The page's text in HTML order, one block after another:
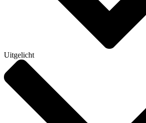
Uitgelicht